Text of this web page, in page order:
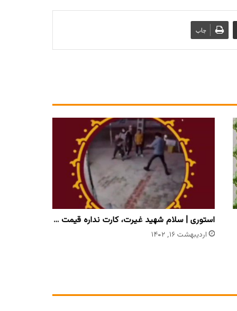
چاپ
استوری | سلام شهید غیرت، کارت نداره قیمت …
اردیبهشت ۱۶, ۱۴۰۲